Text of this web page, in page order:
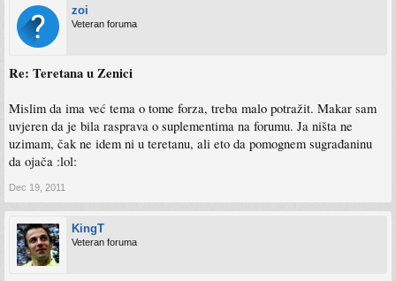
zoi
Veteran foruma
Re: Teretana u Zenici
Mislim da ima već tema o tome forza, treba malo potražit. Makar sam
uvjeren da je bila rasprava o suplementima na forumu. Ja ništa ne
uzimam, čak ne idem ni u teretanu, ali eto da pomognem sugrađaninu
da ojača :lol:
Dec 19, 2011
KingT
Veteran foruma